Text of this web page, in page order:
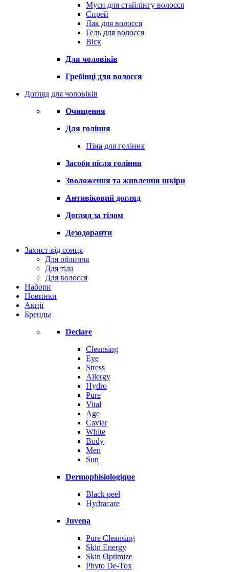
Муси для стайлінгу волосся
Спрей
Лак для волосся
Гель для волосся
Віск
Для чоловіків
Гребінці для волосся
Догляд для чоловіків
Очищення
Для гоління
Піна для гоління
Засоби після гоління
Зволоження та живлення шкіри
Антивіковий догляд
Догляд за тілом
Дезодоранти
Захист від сонця
Для обличчя
Для тіла
Для волосся
Набори
Новинки
Акції
Бренды
Declare
Cleansing
Eye
Stress
Allergy
Hydro
Pure
Vital
Age
Caviar
White
Body
Men
Sun
Dermophisiologique
Black peel
Hydracare
Juvena
Pure Cleansing
Skin Energy
Skin Optimize
Phyto De-Tox